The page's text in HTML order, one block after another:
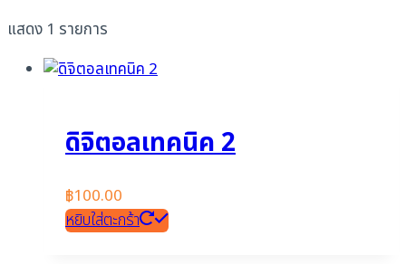
แสดง 1 รายการ
ดิจิตอลเทคนิค 2
฿100.00
หยิบใส่ตะกร้า